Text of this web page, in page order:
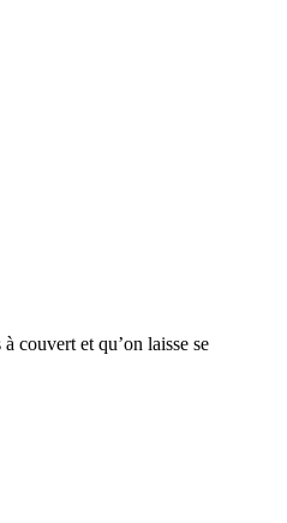
couvert et qu’on laisse se